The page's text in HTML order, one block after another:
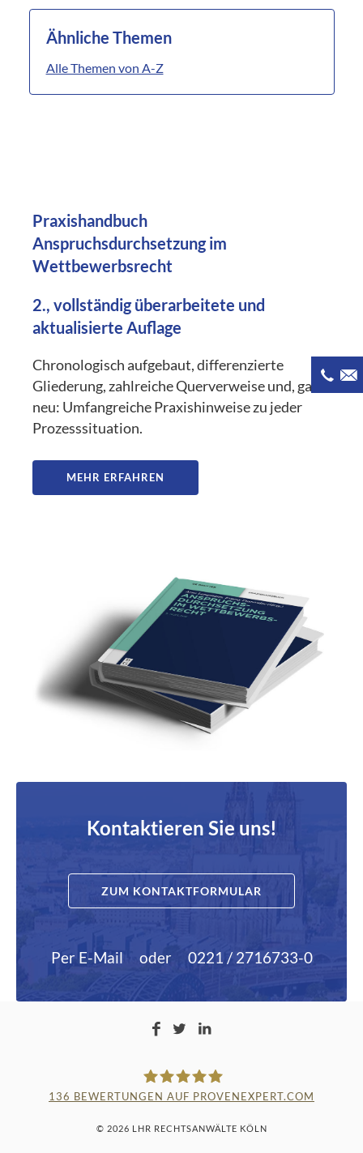
Ähnliche Themen
Alle Themen von A-Z
Praxishandbuch
Anspruchsdurchsetzung im
Wettbewerbsrecht
2., vollständig überarbeitete und
aktualisierte Auflage
Chronologisch aufgebaut, differenzierte
Gliederung, zahlreiche Querverweise und, ganz
neu: Umfangreiche Praxishinweise zu jeder
Prozesssituation.
MEHR ERFAHREN
Kontaktieren Sie uns!
ZUM KONTAKTFORMULAR
Per E-Mail oder 0221 / 2716733-0
LAMPMANN, HABERKAMM &
136 BEWERTUNGEN AUF PROVENEXPERT.COM
© 2026 LHR RECHTSANWÄLTE KÖLN